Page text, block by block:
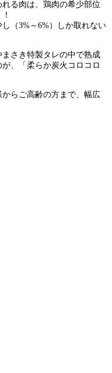
る肉は、鶏肉の希少部位
（3%～6%）しか取れない
さき特製タレの中で熟成
、「柔らか炭火コロコロ
らご高齢の方まで、幅広